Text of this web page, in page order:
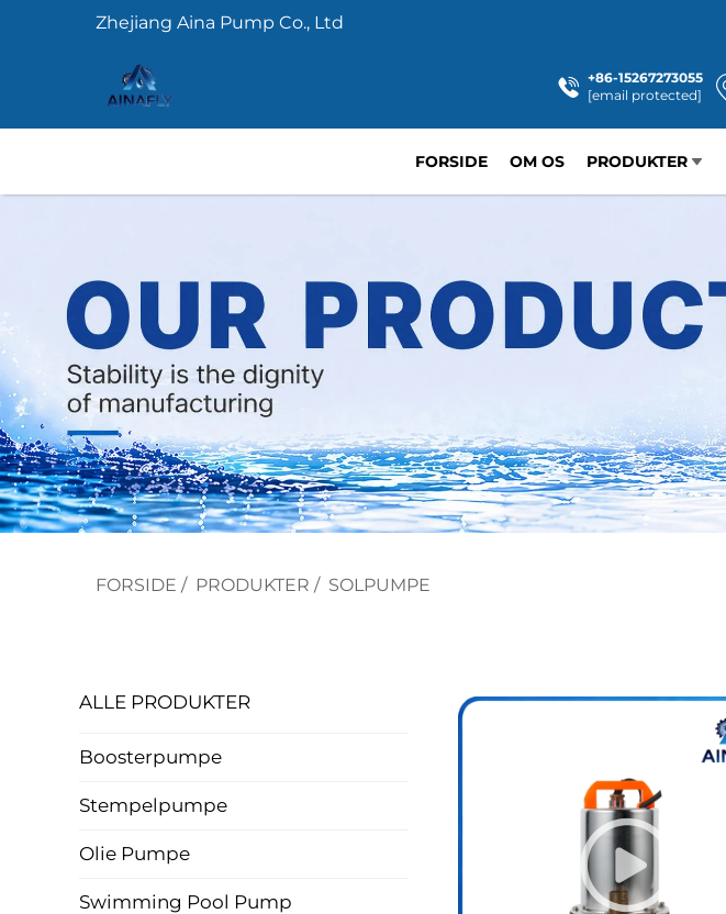
Zhejiang Aina Pump Co., Ltd
+86-15267273055
[email protected]
FORSIDE OM OS PRODUKTER
FORSIDE / PRODUKTER / SOLPUMPE
ALLE PRODUKTER
Boosterpumpe
Stempelpumpe
Olie Pumpe
Swimming Pool Pump